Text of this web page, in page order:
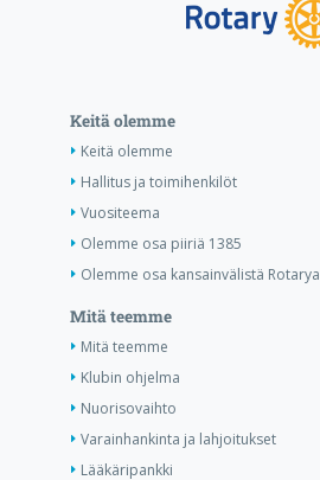
Keitä olemme
Keitä olemme
Hallitus ja toimihenkilöt
Vuositeema
Olemme osa piiriä 1385
Olemme osa kansainvälistä Rotarya
Mitä teemme
Mitä teemme
Klubin ohjelma
Nuorisovaihto
Varainhankinta ja lahjoitukset
Lääkäripankki